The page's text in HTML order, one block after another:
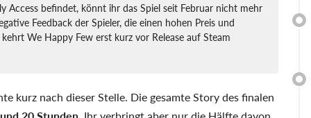
Access befindet, könnt ihr das Spiel seit Februar nicht mehr
Feedback der Spieler, die einen hohen Preis und
We Happy Few erst kurz vor Release auf Steam
kurz nach dieser Stelle. Die gesamte Story des finalen